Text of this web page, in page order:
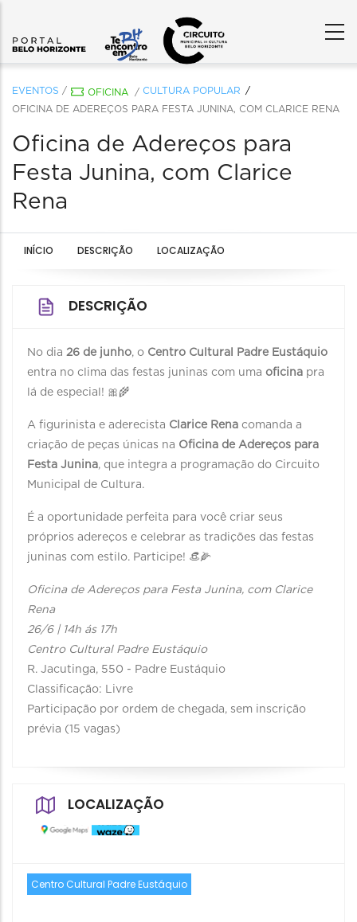
EVENTOS / OFICINA / CULTURA POPULAR
OFICINA DE ADEREÇOS PARA FESTA JUNINA, COM CLARICE RENA
Oficina de Adereços para
Festa Junina, com Clarice
Rena
INÍCIO DESCRIÇÃO LOCALIZAÇÃO
DESCRIÇÃO
No dia 26 de junho, o Centro Cultural Padre Eustáquio
entra no clima das festas juninas com uma oficina pra
lá de especial! 🎀🌾
A figurinista e aderecista Clarice Rena comanda a
criação de peças únicas na Oficina de Adereços para
Festa Junina, que integra a programação do Circuito
Municipal de Cultura.
É a oportunidade perfeita para você criar seus
próprios adereços e celebrar as tradições das festas
juninas com estilo. Participe! 👒🌽
Oficina de Adereços para Festa Junina, com Clarice
Rena
26/6 | 14h ás 17h
Centro Cultural Padre Eustáquio
R. Jacutinga, 550 - Padre Eustáquio
Classificação: Livre
Participação por ordem de chegada, sem inscrição
prévia (15 vagas)
LOCALIZAÇÃO
Centro Cultural Padre Eustáquio